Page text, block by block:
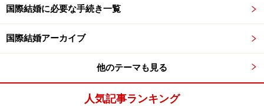
国際結婚に必要な手続き一覧
国際結婚アーカイブ
他のテーマも見る
人気記事ランキング